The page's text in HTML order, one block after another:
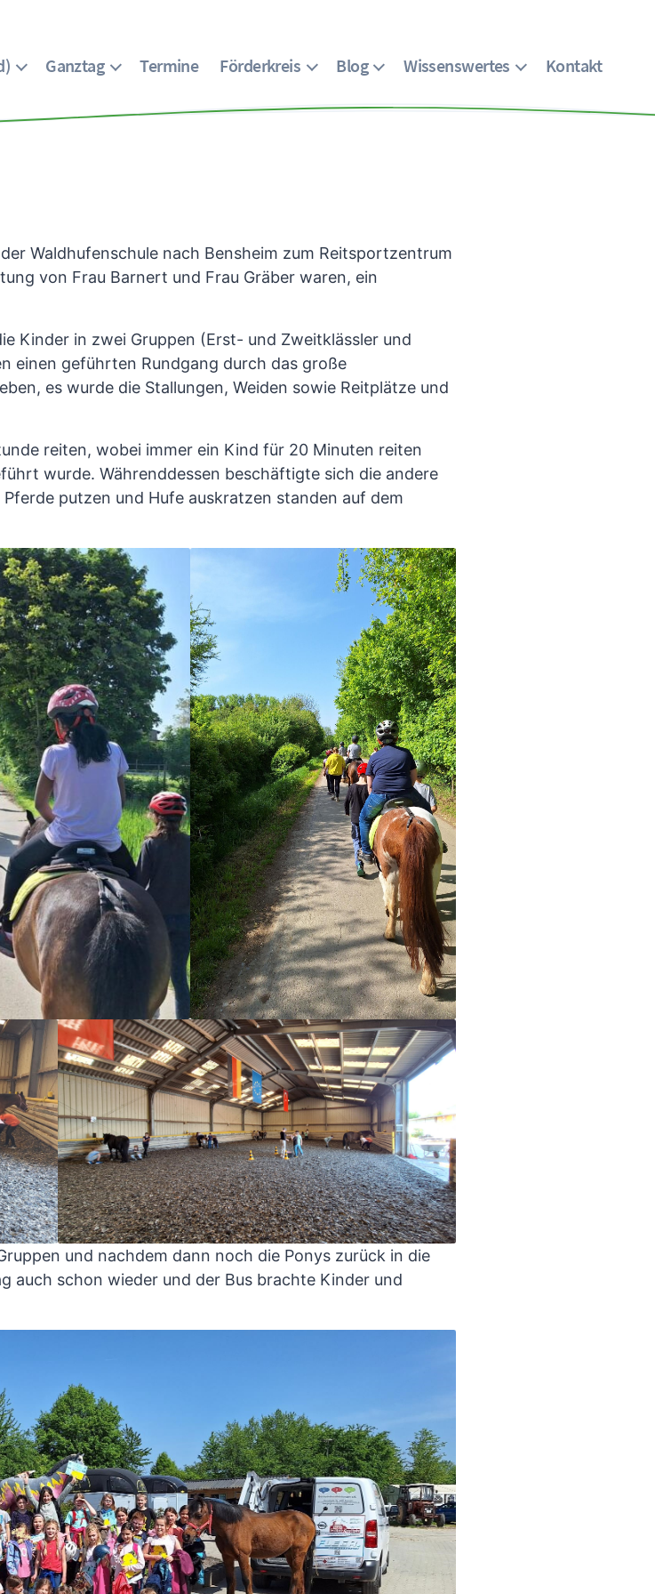
Ganztag Termine Förderkreis Blog Wissenswertes Kontakt
Waldhufenschule nach Bensheim zum Reitsportzentrum
von Frau Barnert und Frau Gräber waren, ein
Kinder in zwei Gruppen (Erst- und Zweitklässler und
einen geführten Rundgang durch das große
es wurde die Stallungen, Weiden sowie Reitplätze und
reiten, wobei immer ein Kind für 20 Minuten reiten
wurde. Währenddessen beschäftigte sich die andere
putzen und Hufe auskratzen standen auf dem
und nachdem dann noch die Ponys zurück in die
auch schon wieder und der Bus brachte Kinder und